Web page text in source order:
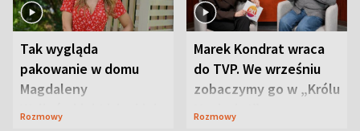
Tak wygląda
pakowanie w domu
Magdaleny
Waligórskiej-Lisieckiej.
Rozmowy
Marek Kondrat wraca
do TVP. We wrześniu
zobaczymy go w „Królu
Maciusiu I”
Rozmowy